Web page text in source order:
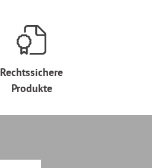
Rechtssichere
Produkte